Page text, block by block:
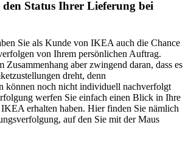
den Status Ihrer Lieferung bei
Sie als Kunde von IKEA auch die Chance
von Ihrem persönlichen Auftrag.
Zusammenhang aber zwingend daran, dass es
dreht, denn
können noch nicht individuell nachverfolgt
werfen Sie einfach einen Blick in Ihre
erhalten haben. Hier finden Sie nämlich
auf den Sie mit der Maus